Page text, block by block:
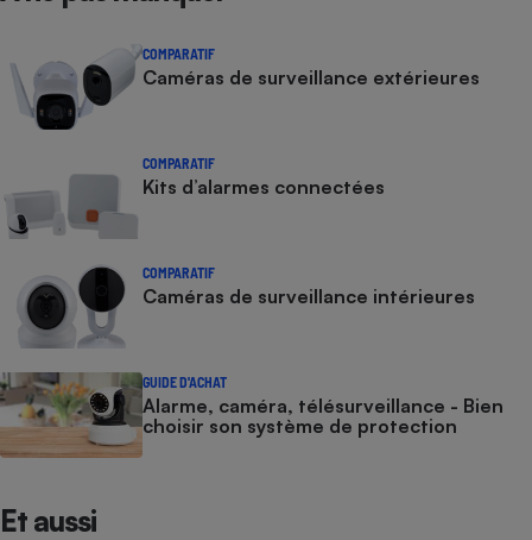
COMPARATIF
Caméras de surveillance extérieures
COMPARATIF
Kits d’alarmes connectées
COMPARATIF
Caméras de surveillance intérieures
GUIDE D'ACHAT
Alarme, caméra, télésurveillance - Bien
choisir son système de protection
Et aussi